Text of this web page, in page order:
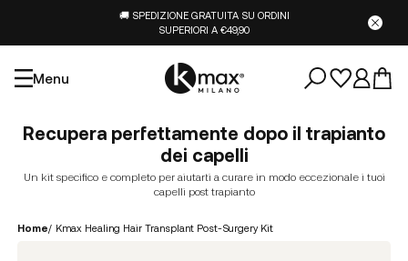
🚚 SPEDIZIONE GRATUITA SU ORDINI
SUPERIORI A €49,90
Menu
Recupera perfettamente dopo il trapianto
dei capelli
Un kit specifico e completo per aiutarti a curare in modo eccezionale i tuoi
capelli post trapianto
Home/ Kmax Healing Hair Transplant Post-Surgery Kit